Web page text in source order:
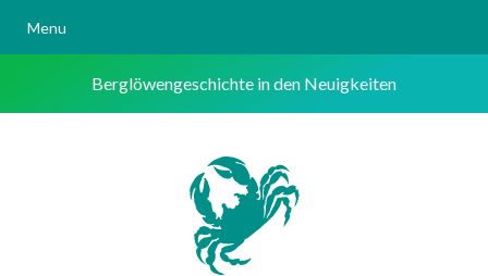
Menu
Berglöwengeschichte in den Neuigkeiten